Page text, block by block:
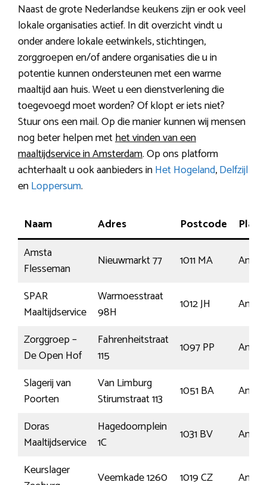
Naast de grote Nederlandse keukens zijn er ook veel
lokale organisaties actief. In dit overzicht vindt u
onder andere lokale eetwinkels, stichtingen,
zorggroepen en/of andere organisaties die u in
potentie kunnen ondersteunen met een warme
maaltijd aan huis. Weet u een dienstverlening die
toegevoegd moet worden? Of klopt er iets niet?
Stuur ons een mail. Op die manier kunnen wij mensen
nog beter helpen methet vinden van een
maaltijdservice in Amsterdam. Op ons platform
achterhaalt u ook aanbieders inHet Hogeland,Delfzijl
enLoppersum.
Naam Adres Postcode
Amsta
Flesseman
Nieuwmarkt 77 1011 MA
SPAR
Maaltijdservice
Warmoesstraat
98H
1012 JH
Zorggroep –
De Open Hof
Fahrenheitstraat
115
1097 PP
Slagerij van
Poorten
Van Limburg
Stirumstraat 113
1051 BA
Doras
Maaltijdservice
Hagedoornplein
1C
1031 BV
Keurslager
Veemkade 1260 1019 CZ